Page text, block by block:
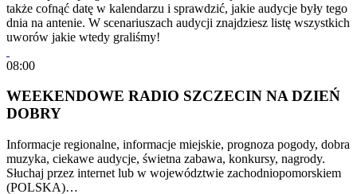
także cofnąć datę w kalendarzu i sprawdzić, jakie audycje były tego
dnia na antenie. W scenariuszach audycji znajdziesz listę wszystkich
uworów jakie wtedy graliśmy!
08:00
WEEKENDOWE RADIO SZCZECIN NA DZIEŃ
DOBRY
Informacje regionalne, informacje miejskie, prognoza pogody, dobra
muzyka, ciekawe audycje, świetna zabawa, konkursy, nagrody.
Słuchaj przez internet lub w województwie zachodniopomorskiem
(POLSKA)…